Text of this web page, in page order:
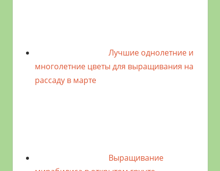
Лучшие однолетние и
многолетние цветы для выращивания на
рассаду в марте
Выращивание